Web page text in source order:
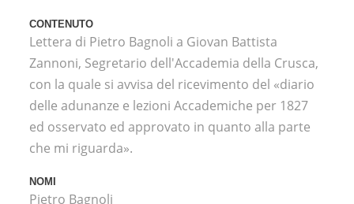
CONTENUTO
Lettera di Pietro Bagnoli a Giovan Battista
Zannoni, Segretario dell'Accademia della Crusca,
con la quale si avvisa del ricevimento del «diario
delle adunanze e lezioni Accademiche per 1827
ed osservato ed approvato in quanto alla parte
che mi riguarda».
NOMI
Pietro Bagnoli